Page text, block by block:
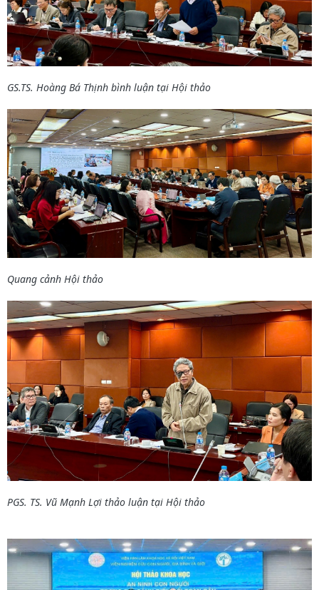
GS.TS. Hoàng Bá Thịnh bình luận tại Hội thảo
Quang cảnh Hội thảo
PGS. TS. Vũ Mạnh Lợi thảo luận tại Hội thảo